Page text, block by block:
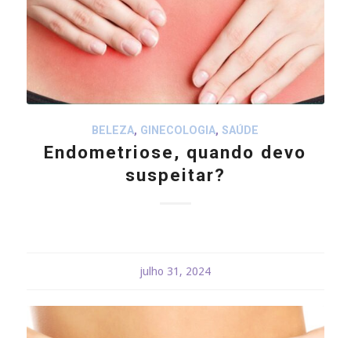
BELEZA, GINECOLOGIA,SAÚDE
Endometriose, quando devo
suspeitar?
julho 31, 2024